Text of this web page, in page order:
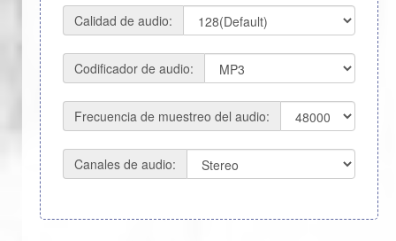
Calidad de audio:
Codificador de audio:
Frecuencia de muestreo del audio:
Canales de audio: